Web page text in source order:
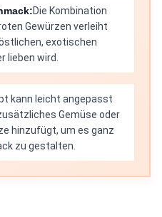
Die Kombination
Gewürzen verleiht
exotischen
lieben wird.
kann leicht angepasst
Gemüse oder
hinzufügt, um es ganz
zu gestalten.